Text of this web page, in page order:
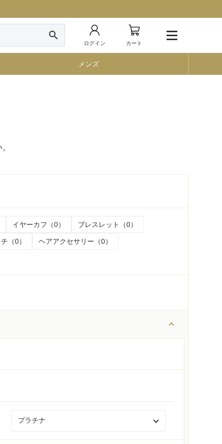
search
ログイン カート
メンズ
イヤーカフ（0） ブレスレット（0）
（0） ヘアアクセサリー（0）